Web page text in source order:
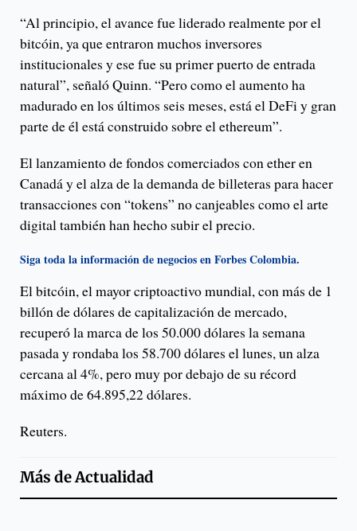
“Al principio, el avance fue liderado realmente por el
bitcóin, ya que entraron muchos inversores
institucionales y ese fue su primer puerto de entrada
natural”, señaló Quinn. “Pero como el aumento ha
madurado en los últimos seis meses, está el DeFi y gran
parte de él está construido sobre el ethereum”.
El lanzamiento de fondos comerciados con ether en
Canadá y el alza de la demanda de billeteras para hacer
transacciones con “tokens” no canjeables como el arte
digital también han hecho subir el precio.
Siga toda la información de negocios en Forbes Colombia.
El bitcóin, el mayor criptoactivo mundial, con más de 1
billón de dólares de capitalización de mercado,
recuperó la marca de los 50.000 dólares la semana
pasada y rondaba los 58.700 dólares el lunes, un alza
cercana al 4%, pero muy por debajo de su récord
máximo de 64.895,22 dólares.
Reuters.
Más deActualidad